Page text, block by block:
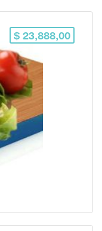
$ 23,888,00